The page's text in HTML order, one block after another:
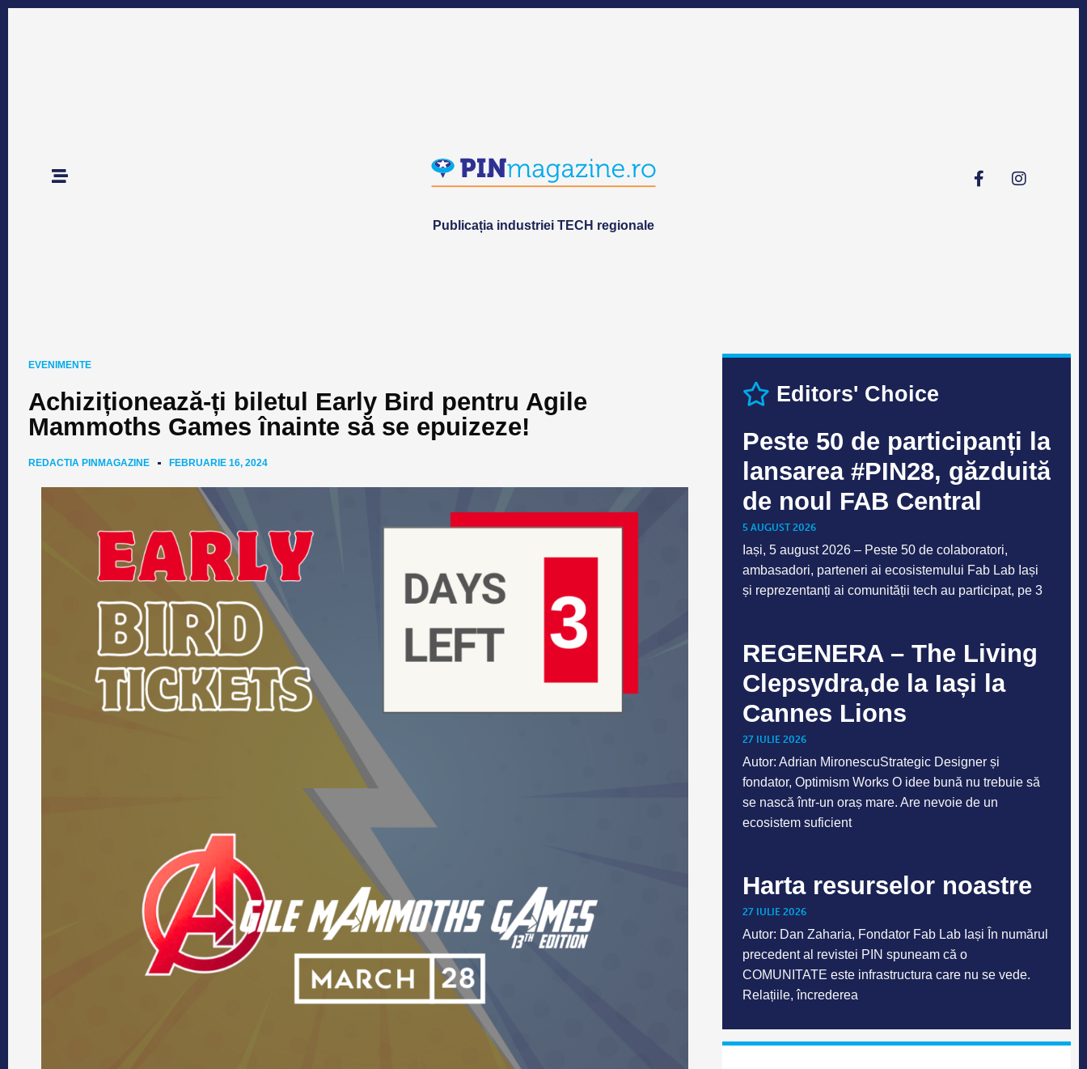
Publicația industriei TECH regionale
EVENIMENTE
Achiziționează-ți biletul Early Bird pentru Agile
Mammoths Games înainte să se epuizeze!
REDACTIA PINMAGAZINE FEBRUARIE 16, 2024
Editors' Choice
Peste 50 de participanți la
lansarea #PIN28, găzduită
de noul FAB Central
5 AUGUST 2026
Iași, 5 august 2026 – Peste 50 de colaboratori,
ambasadori, parteneri ai ecosistemului Fab Lab Iași
și reprezentanți ai comunității tech au participat, pe 3
REGENERA – The Living
Clepsydra,de la Iași la
Cannes Lions
27 IULIE 2026
Autor: Adrian MironescuStrategic Designer și
fondator, Optimism Works O idee bună nu trebuie să
se nască într-un oraș mare. Are nevoie de un
ecosistem suficient
Harta resurselor noastre
27 IULIE 2026
Autor: Dan Zaharia, Fondator Fab Lab Iași În numărul
precedent al revistei PIN spuneam că o
COMUNITATE este infrastructura care nu se vede.
Relațiile, încrederea